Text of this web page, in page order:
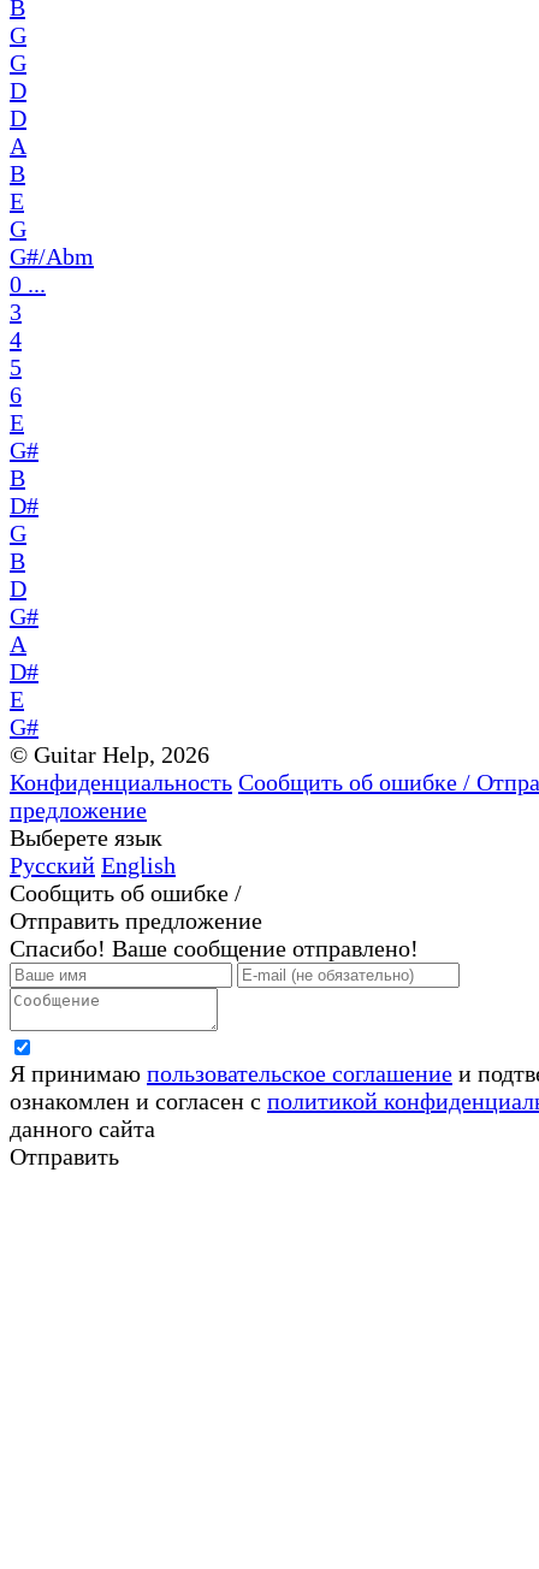
B
G
G
D
D
A
B
E
G
G#/Abm
0 ...
3
4
5
6
E
G#
B
D#
G
B
D
G#
A
D#
E
G#
© Guitar Help, 2026
Конфиденциальность Сообщить об ошибке /
предложение
Выберете язык
Русский English
Сообщить об ошибке /
Отправить предложение
Спасибо! Ваше сообщение отправлено!
Я принимаю пользовательское соглашение и
ознакомлен и согласен с политикой
данного сайта
Отправить